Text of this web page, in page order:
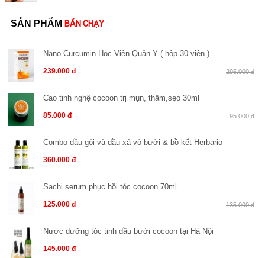
SẢN PHẨM BÁN CHẠY
Nano Curcumin Học Viện Quân Y ( hộp 30 viên )
239.000 đ 295.000 đ
Cao tinh nghệ cocoon trị mụn, thâm,sẹo 30ml
85.000 đ 95.000 đ
Combo dầu gội và dầu xả vỏ bưởi & bồ kết Herbario
360.000 đ
Sachi serum phục hồi tóc cocoon 70ml
125.000 đ 135.000 đ
Nước dưỡng tóc tinh dầu bưởi cocoon tại Hà Nội
145.000 đ